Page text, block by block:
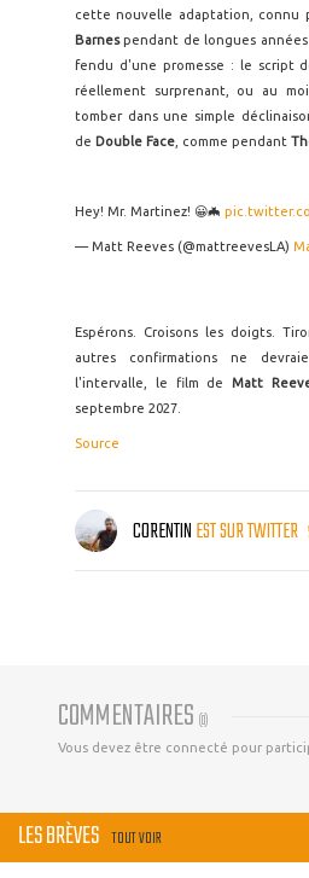
cette nouvelle adaptation, connu
Barnespendant de longues
fendu d'une promesse : le script
réellement surprenant, ou au
tomber dans une simple
de Double Face , comme pendant
Hey! Mr. Martinez! 😀🦇
— Matt Reeves (@mattreevesLA)
Espérons. Croisons les doigts.
autres confirmations ne
l'intervalle, le film deMatt
septembre 2027.
Source
CORENTINEST SUR TWITTER
COMMENTAIRES (0)
Vous devez être connecté pour
LES BRÈVES TOUT VOIR